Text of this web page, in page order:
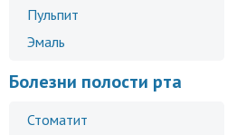
Пульпит
Эмаль
Болезни полости рта
Стоматит